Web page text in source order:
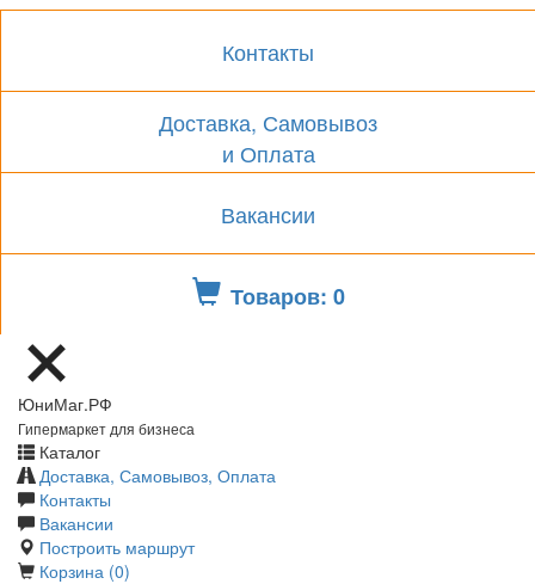
Контакты
Доставка, Самовывоз
и Оплата
Вакансии
Товаров: 0
ЮниМаг.РФ
Гипермаркет для бизнеса
Каталог
Доставка, Самовывоз, Оплата
Контакты
Вакансии
Построить маршрут
Корзина (0)